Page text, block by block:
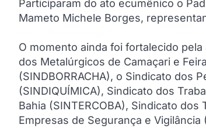
Participaram do ato ecumênico o
Mameto Michele Borges,
O momento ainda foi fortalecido
dos Metalúrgicos de Camaçari e
(SINDBORRACHA), o Sindicato dos
(SINDIQUÍMICA), Sindicato dos
Bahia (SINTERCOBA), Sindicato
Empresas de Segurança e Vigilância